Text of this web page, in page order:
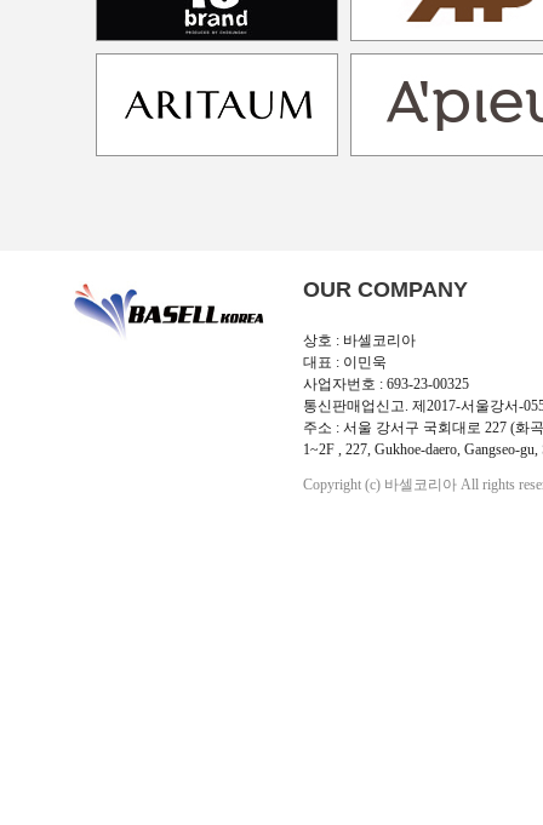
OUR COMPANY
상호 : 바셀코리아
대표 : 이민욱
사업자번호 : 693-23-00325
통신판매업신고. 제2017-서울강서-
주소 : 서울 강서구 국회대로 227 (화
1~2F , 227, Gukhoe-daero, Gangseo-
Copyright (c) 바셀코리아 All rights